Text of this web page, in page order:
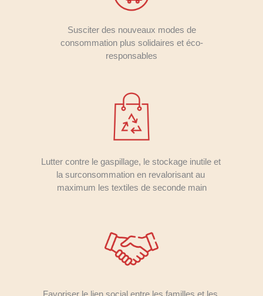
Susciter des nouveaux modes de
consommation plus solidaires et éco-
responsables
Lutter contre le gaspillage, le stockage inutile et
la surconsommation en revalorisant au
maximum les textiles de seconde main
Favoriser le lien social entre les familles et les